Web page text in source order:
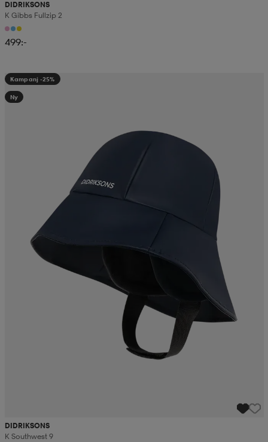
DIDRIKSONS
K Gibbs Fullzip 2
499:-
Kampanj -25%
Ny
DIDRIKSONS
K Southwest 9